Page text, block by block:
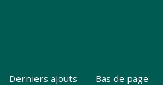
Derniers ajouts Bas de page